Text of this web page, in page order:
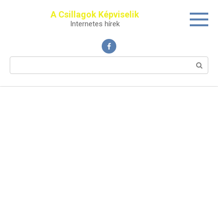
A Csillagok Képviselik
Internetes hírek
Поиск: